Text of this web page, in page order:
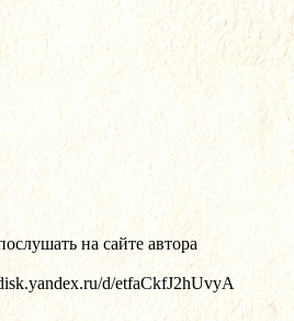
на сайте автора
d/etfaCkfJ2hUvyA